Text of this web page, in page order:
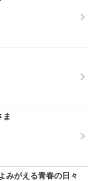
ま
みがえる青春の日々